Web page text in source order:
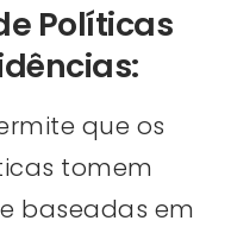
Políticas
que os
tomem
baseadas em